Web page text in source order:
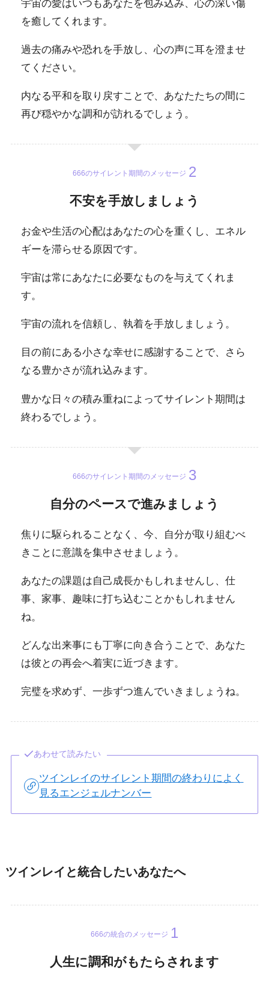
宇宙の愛はいつもあなたを包み込み、心の深い傷
を癒してくれます。
過去の痛みや恐れを手放し、心の声に耳を澄ませ
てください。
内なる平和を取り戻すことで、あなたたちの間に
再び穏やかな調和が訪れるでしょう。
666のサイレント期間のメッセージ
不安を手放しましょう
お金や生活の心配はあなたの心を重くし、エネル
ギーを滞らせる原因です。
宇宙は常にあなたに必要なものを与えてくれま
す。
宇宙の流れを信頼し、執着を手放しましょう。
目の前にある小さな幸せに感謝することで、さら
なる豊かさが流れ込みます。
豊かな日々の積み重ねによってサイレント期間は
終わるでしょう。
666のサイレント期間のメッセージ
自分のペースで進みましょう
焦りに駆られることなく、今、自分が取り組むべ
きことに意識を集中させましょう。
あなたの課題は自己成長かもしれませんし、仕
事、家事、趣味に打ち込むことかもしれません
ね。
どんな出来事にも丁寧に向き合うことで、あなた
は彼との再会へ着実に近づきます。
完璧を求めず、一歩ずつ進んでいきましょうね。
あわせて読みたい
ツインレイのサイレント期間の終わりによく
見るエンジェルナンバー
ツインレイと統合したいあなたへ
666の統合のメッセージ
人生に調和がもたらされます